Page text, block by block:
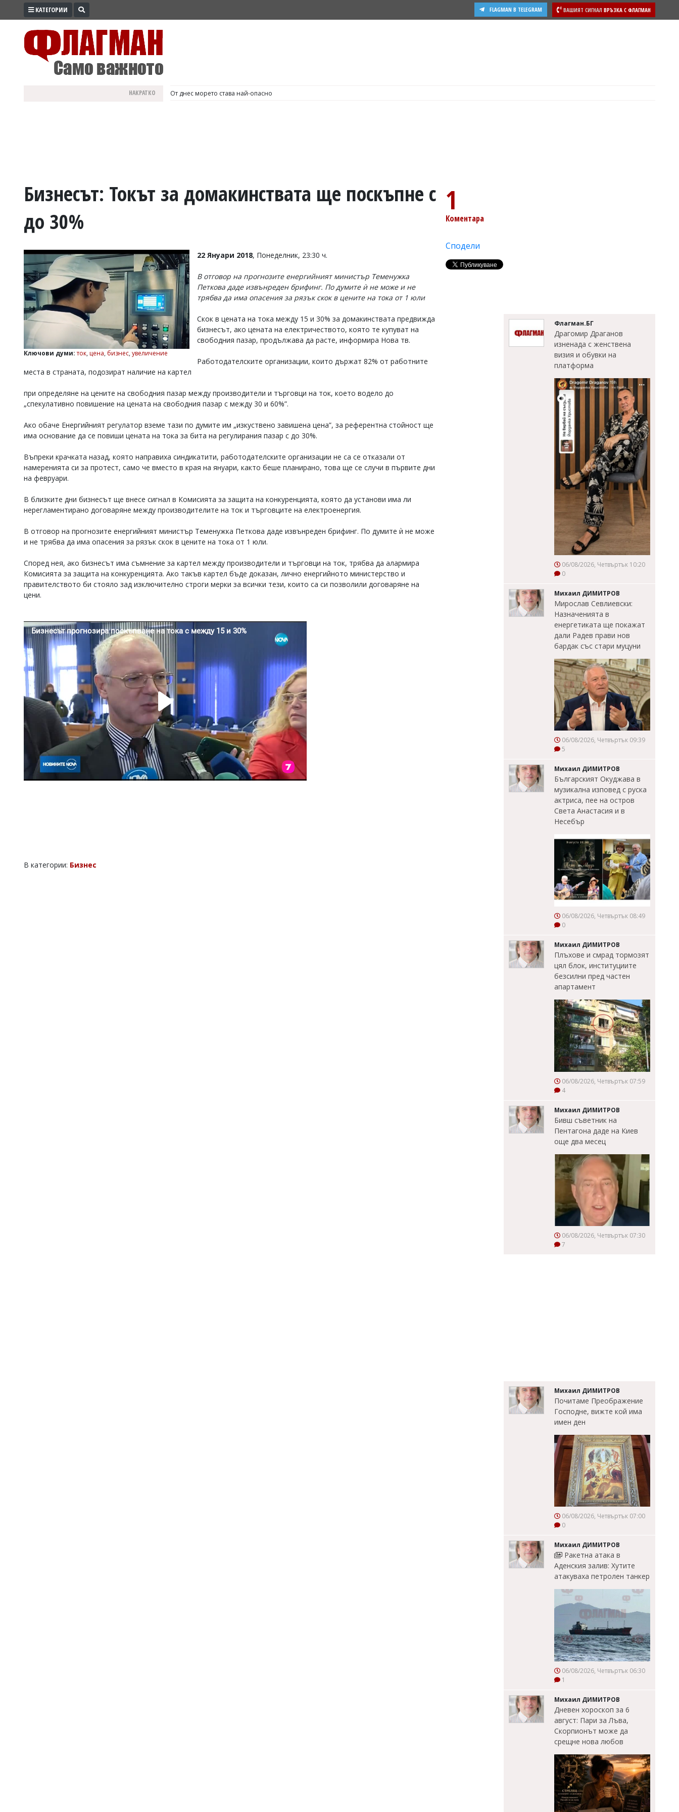
ПРОМО
ВОЙНАТА
УКРАЙНА
РАЗСЛЕДВАНЕ
БИЗНЕС
Управители:
v.vasilev@flagman.bg
Касабова,
редактор:
Колев,
Коментарите
статиите
въвеждат
редакцията
отговорност
откриете
коментар,
сигнализирайте
КАТЕГОРИИ ВАШИЯТ СИГНАЛ ВРЪЗКА С ФЛАГМАН
FLAGMAN В TELEGRAM
НАКРАТКО България е №1 в ЕС по пушене на цигари
Бизнесът: Токът за домакинствата ще поскъпне с
до 30%
Ключови думи:ток, цена, бизнес, увеличение
22 Януари 2018, Понеделник, 23:30 ч.
В отговор на прогнозите енергийният министър Теменужка
Петкова даде извънреден брифинг. По думите ѝ не може и не
трябва да има опасения за рязък скок в цените на тока от 1 юли
Скок в цената на тока между 15 и 30% за домакинствата предвижда
бизнесът, ако цената на електричеството, която те купуват на
свободния пазар, продължава да расте, информира Нова тв.
Работодателските организации, които държат 82% от работните
места в страната, подозират наличие на картел
при определяне на цените на свободния пазар между производители и търговци на ток, което водело до
„спекулативно повишение на цената на свободния пазар с между 30 и 60%”.
Ако обаче Енергийният регулатор вземе тази по думите им „изкуствено завишена цена”, за референтна стойност ще
има основание да се повиши цената на тока за бита на регулирания пазар с до 30%.
Въпреки крачката назад, която направиха синдикатити, работодателските организации не са се отказали от
намеренията си за протест, само че вместо в края на януари, както беше планирано, това ще се случи в първите дни
на февруари.
В близките дни бизнесът ще внесе сигнал в Комисията за защита на конкуренцията, която да установи има ли
нерегламентирано договаряне между производителите на ток и търговците на електроенергия.
В отговор на прогнозите енергийният министър Теменужка Петкова даде извънреден брифинг. По думите ѝ не може
и не трябва да има опасения за рязък скок в цените на тока от 1 юли.
Според нея, ако бизнесът има съмнение за картел между производители и търговци на ток, трябва да алармира
Комисията за защита на конкуренцията. Ако такъв картел бъде доказан, лично енергийното министерство и
правителството би стояло зад изключително строги мерки за всички тези, които са си позволили договаряне на
цени.
В категории: Бизнес
1
Коментара
Сподели
Флагман.БГ
Драгомир Драганов
изненада с женствена
визия и обувки на
платформа
06/08/2026, Четвъртък 10:20
0
Михаил ДИМИТРОВ
Мирослав Севлиевски:
Назначенията в
енергетиката ще покажат
дали Радев прави нов
бардак със стари муцуни
06/08/2026, Четвъртък 09:39
5
Михаил ДИМИТРОВ
Българският Окуджава в
музикална изповед с руска
актриса, пее на остров
Света Анастасия и в
Несебър
06/08/2026, Четвъртък 08:49
0
Михаил ДИМИТРОВ
Плъхове и смрад тормозят
цял блок, институциите
безсилни пред частен
апартамент
06/08/2026, Четвъртък 07:59
4
Михаил ДИМИТРОВ
Бивш съветник на
Пентагона даде на Киев
още два месец
06/08/2026, Четвъртък 07:30
7
Михаил ДИМИТРОВ
Почитаме Преображение
Господне, вижте кой има
имен ден
06/08/2026, Четвъртък 07:00
0
Михаил ДИМИТРОВ
Ракетна атака в
Аденския залив: Хутите
атакуваха петролен танкер
06/08/2026, Четвъртък 06:30
1
Михаил ДИМИТРОВ
Дневен хороскоп за 6
август: Пари за Лъва,
Скорпионът може да
срещне нова любов